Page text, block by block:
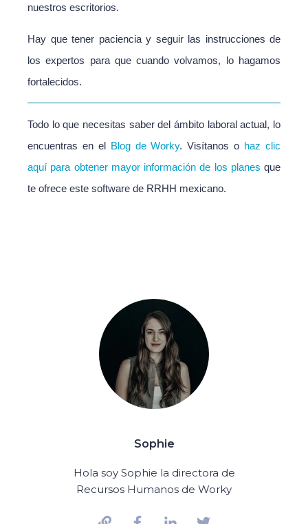
nuestros escritorios.
Hay que tener paciencia y seguir las instrucciones de
los expertos para que cuando volvamos, lo hagamos
fortalecidos.
Todo lo que necesitas saber del ámbito laboral actual, lo
encuentras en el Blog de Worky. Visítanos o haz clic
aquí para obtener mayor información de los planes que
te ofrece este software de RRHH mexicano.
Sophie
Hola soy Sophie la directora de
Recursos Humanos de Worky